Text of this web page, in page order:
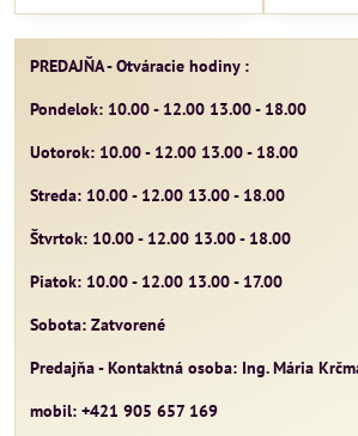
PREDAJŇA - Otváracie hodiny :
Pondelok: 10.00 - 12.00 13.00 - 18.00
Uotorok: 10.00 - 12.00 13.00 - 18.00
Streda: 10.00 - 12.00 13.00 - 18.00
Štvrtok: 10.00 - 12.00 13.00 - 18.00
Piatok: 10.00 - 12.00 13.00 - 17.00
Sobota: Zatvorené
Predajňa - Kontaktná osoba: Ing. Mária
mobil: +421 905 657 169